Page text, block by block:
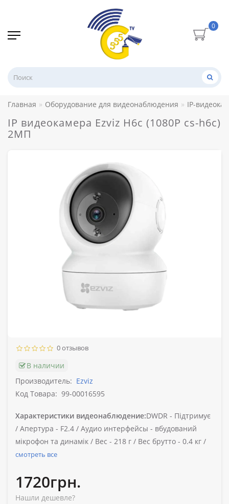
0
Главная Оборудование для видеонаблюдения IP-
IP видеокамера Ezviz H6c (1080P cs-h6c)
2МП
0 отзывов
В наличии
Производитель: Ezviz
Код Товара: 99-00016595
Характеристики видеонаблюдение:DWDR - Підтримує
/ Апертура - F2.4 / Аудио интерфейсы - вбудований
мікрофон та динамік / Вес - 218 г / Вес брутто - 0.4 кг /
смотреть все
1720грн.
Нашли дешевле?